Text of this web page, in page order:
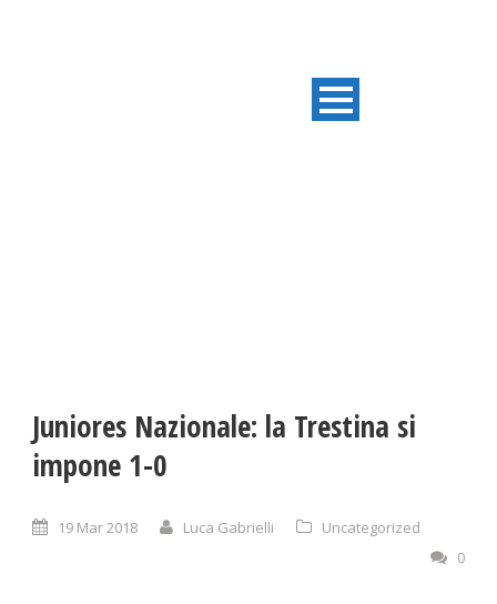
Juniores Nazionale: la Trestina si
impone 1-0
19 Mar 2018 Luca Gabrielli
Uncategorized
0